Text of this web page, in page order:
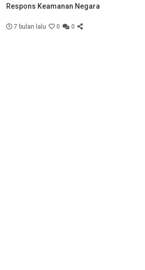
Respons Keamanan Negara
7 bulan lalu 0 0